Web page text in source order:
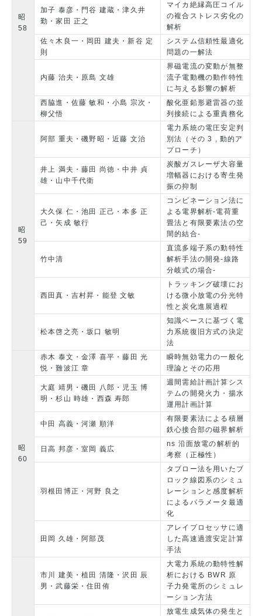
昭
58
加子 泰彦・門谷 建蔵・津久井
勤・家田 正之
マイカ絶縁高圧コイル
の複合ストレス劣化の
解析
佐々木良一・岡田 建夫・新谷 定
則
システム信頼性最適化
問題の一解法
内藤 治夫・原島 文雄
界磁電流の変動が無整
流子電動機の動作特性
に与える影響の解析
西脇進・佐藤 敏和・小島 宗次・
柳父悟
酸化亜鉛形避雷器の並
列接続による重責務化
昭
59
阿部 重夫・磯野昭・近藤 文治
電力系統の電圧安定判
別法（その 3 , 動的ア
プローチ）
井上 満夫・藤田 尚徳・中井 貞
雄・山中千代衛
炭酸ガスレーザ大容量
増幅器における寄生発
振の抑制
大久保 仁・池田 正己・本多 正
己・矢成 敏行
コンビネーション法に
よる電界解析-電荷重
畳法と有限要素法の空
間的結合-
竹中清
直流多端子系の動特性
解析手法の開発-線路
分岐式の場合-
西田真・吉村昇・能登 文敏
トラッキング破壊にお
ける微小放電の分光特
性と炭化進展過程
松本啓之亮・坂口 敏明
知識ベースに基づく電
力系統復旧方式の決定
法
昭
60
赤木 泰文・金澤 喜平・藤田 光
悦・難波江 章
瞬時無効電力の一般化
理論とその応用
大庭 靖男・磯田 八郎・児玉 博
明・杉山 時雄・西森 寿郎
週間需給計画計算シス
テムの開発火力・揚水
運用計画計算
中田 高義・河瀬 順洋
有限要素法による積層
鉄心接合部の磁界解析
日高 邦彦・室岡 義広
ns 沿面放電の解析的
考察（正極性）
羽根田博正・河野 良之
タブロー法を用いたブ
ロック線図系のシミュ
レーションと感度解析
によるパラメータ最適
化
田岡 久雄・阿部茂
アレイプロセッサに適
した高速過渡安定計算
手法
市川 建美・植田 清隆・沢田 辰
男・武藤栄・住田侑
大電力系統の動特性解
析における BWR 原
子力発電所のシミュレ
ーション方法
放電生成気体の発生と